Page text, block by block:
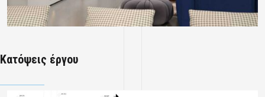
Κατόψεις έργου